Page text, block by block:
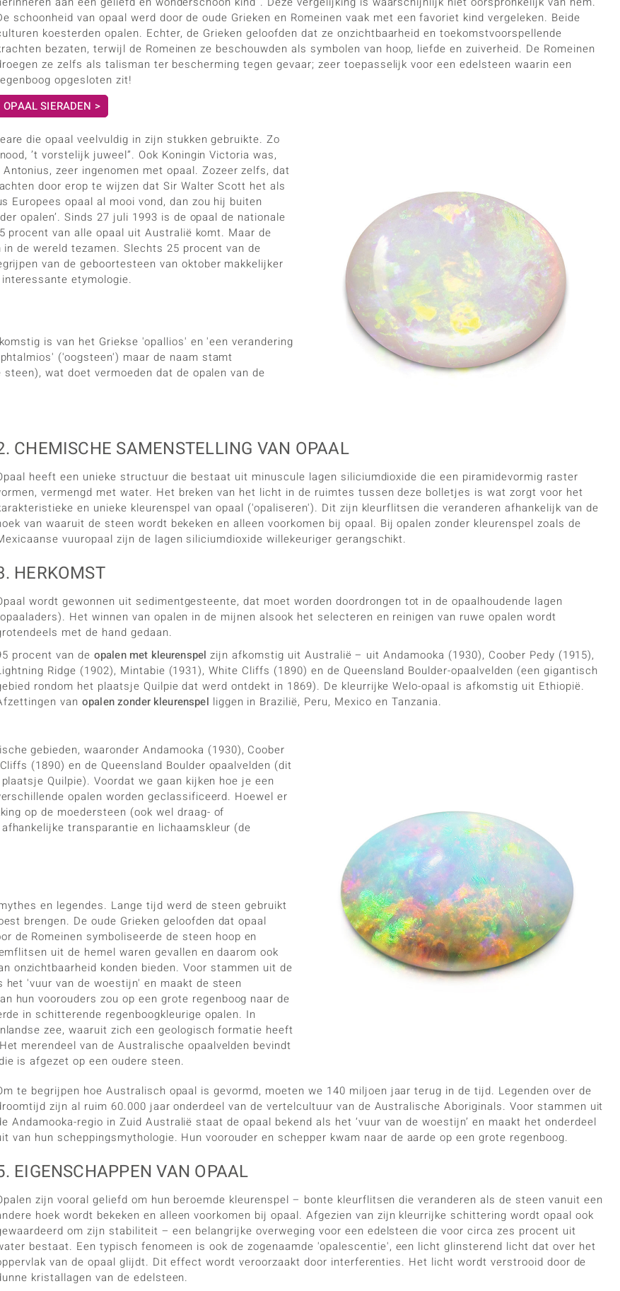
schoonheid van opaal werd door de oude Grieken en Romeinen vaak met een favoriet kind vergeleken. Beide
koesterden opalen. Echter, de Grieken geloofden dat ze onzichtbaarheid en toekomstvoorspellende
bezaten, terwijl de Romeinen ze beschouwden als symbolen van hoop, liefde en zuiverheid. De Romeinen
ze zelfs als talisman ter bescherming tegen gevaar; zeer toepasselijk voor een edelsteen waarin een
opgesloten zit!
OPAAL SIERADEN >
die opaal veelvuldig in zijn stukken gebruikte. Zo
’t vorstelijk juweel”. Ook Koningin Victoria was,
zeer ingenomen met opaal. Zozeer zelfs, dat
door erop te wijzen dat Sir Walter Scott het als
Europees opaal al mooi vond, dan zou hij buiten
opalen’. Sinds 27 juli 1993 is de opaal de nationale
procent van alle opaal uit Australië komt. Maar de
de wereld tezamen. Slechts 25 procent van de
van de geboortesteen van oktober makkelijker
etymologie.
is van het Griekse 'opallios' en 'een verandering
('oogsteen') maar de naam stamt
wat doet vermoeden dat de opalen van de
CHEMISCHE SAMENSTELLING VAN OPAAL
heeft een unieke structuur die bestaat uit minuscule lagen siliciumdioxide die een piramidevormig raster
vermengd met water. Het breken van het licht in de ruimtes tussen deze bolletjes is wat zorgt voor het
en unieke kleurenspel van opaal ('opaliseren'). Dit zijn kleurflitsen die veranderen afhankelijk van de
van waaruit de steen wordt bekeken en alleen voorkomen bij opaal. Bij opalen zonder kleurenspel zoals de
vuuropaal zijn de lagen siliciumdioxide willekeuriger gerangschikt.
HERKOMST
wordt gewonnen uit sedimentgesteente, dat moet worden doordrongen tot in de opaalhoudende lagen
Het winnen van opalen in de mijnen alsook het selecteren en reinigen van ruwe opalen wordt
met de hand gedaan.
procent van de opalen met kleurenspel zijn afkomstig uit Australië – uit Andamooka (1930), Coober Pedy (1915),
Ridge (1902), Mintabie (1931), White Cliffs (1890) en de Queensland Boulder-opaalvelden (een gigantisch
rondom het plaatsje Quilpie dat werd ontdekt in 1869). De kleurrijke Welo-opaal is afkomstig uit Ethiopië.
van opalen zonder kleurenspel liggen in Brazilië, Peru, Mexico en Tanzania.
gebieden, waaronder Andamooka (1930), Coober
(1890) en de Queensland Boulder opaalvelden (dit
Quilpie). Voordat we gaan kijken hoe je een
opalen worden geclassificeerd. Hoewel er
op de moedersteen (ook wel draag- of
transparantie en lichaamskleur (de
en legendes. Lange tijd werd de steen gebruikt
brengen. De oude Grieken geloofden dat opaal
de Romeinen symboliseerde de steen hoop en
uit de hemel waren gevallen en daarom ook
onzichtbaarheid konden bieden. Voor stammen uit de
'vuur van de woestijn' en maakt de steen
hun voorouders zou op een grote regenboog naar de
in schitterende regenboogkleurige opalen. In
zee, waaruit zich een geologisch formatie heeft
merendeel van de Australische opaalvelden bevindt
is afgezet op een oudere steen.
te begrijpen hoe Australisch opaal is gevormd, moeten we 140 miljoen jaar terug in de tijd. Legenden over de
zijn al ruim 60.000 jaar onderdeel van de vertelcultuur van de Australische Aboriginals. Voor stammen uit
Andamooka-regio in Zuid Australië staat de opaal bekend als het ‘vuur van de woestijn’ en maakt het onderdeel
van hun scheppingsmythologie. Hun voorouder en schepper kwam naar de aarde op een grote regenboog.
EIGENSCHAPPEN VAN OPAAL
zijn vooral geliefd om hun beroemde kleurenspel – bonte kleurflitsen die veranderen als de steen vanuit een
hoek wordt bekeken en alleen voorkomen bij opaal. Afgezien van zijn kleurrijke schittering wordt opaal ook
om zijn stabiliteit – een belangrijke overweging voor een edelsteen die voor circa zes procent uit
bestaat. Een typisch fenomeen is ook de zogenaamde 'opalescentie', een licht glinsterend licht dat over het
van de opaal glijdt. Dit effect wordt veroorzaakt door interferenties. Het licht wordt verstrooid door de
kristallagen van de edelsteen.